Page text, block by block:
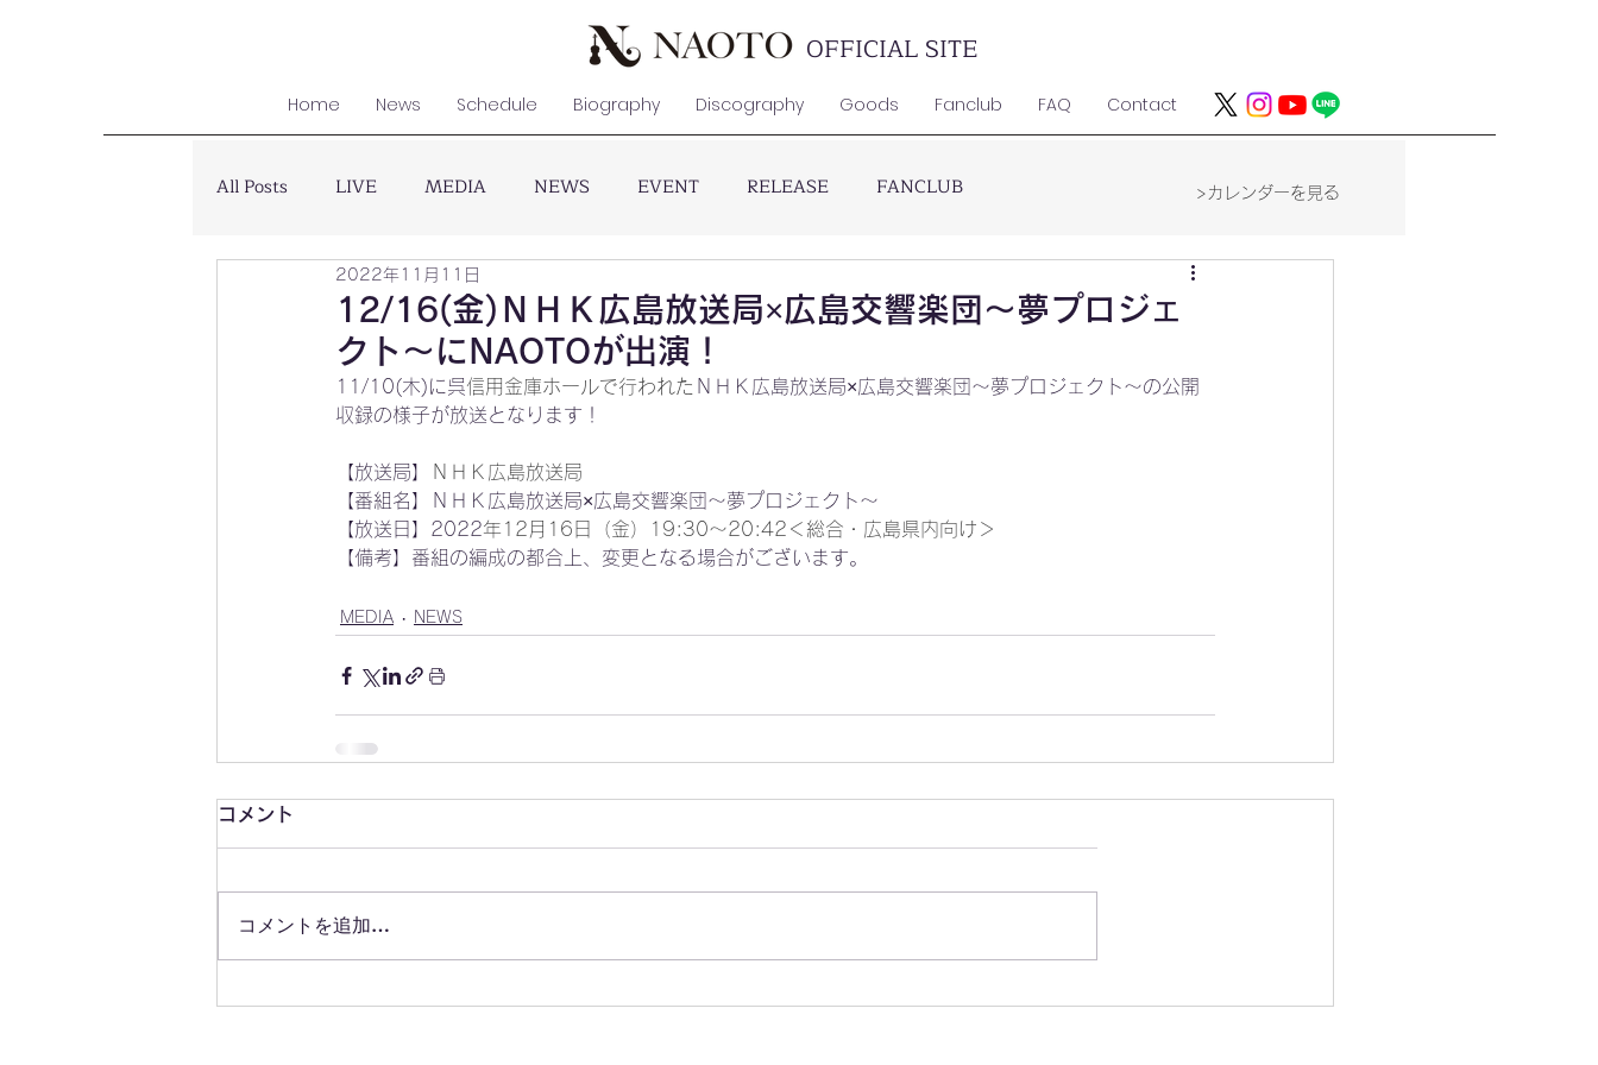
OFFICIAL SITE
Home News Schedule Biography Discography Goods Fanclub FAQ Contact
All Posts LIVE MEDIA NEWS EVENT RELEASE FANCLUB
12/16(金)ＮＨＫ広島放送局×広島交響楽団～夢プロジェ
クト～にNAOTOが出演！
2022年11月11日
11/10(木)に呉信用金庫ホールで行われた ＮＨＫ広島放送局×広島交響楽団～夢プロジェクト～の公開
収録の様子が放送となります！
【放送局】
ＮＨＫ広島放送局
【番組名】ＮＨＫ広島放送局×広島交響楽団～夢プロジェクト～
【放送日】2022年12月16日（金）19:30～20:42＜総合・広島県内向け＞
【備考】番組の編成の都合上、変更となる場合がございます。
MEDIA NEWS
コメント
コメントを追加…
>カレンダーを見る